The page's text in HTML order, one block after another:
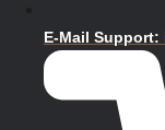
E-Mail Support: